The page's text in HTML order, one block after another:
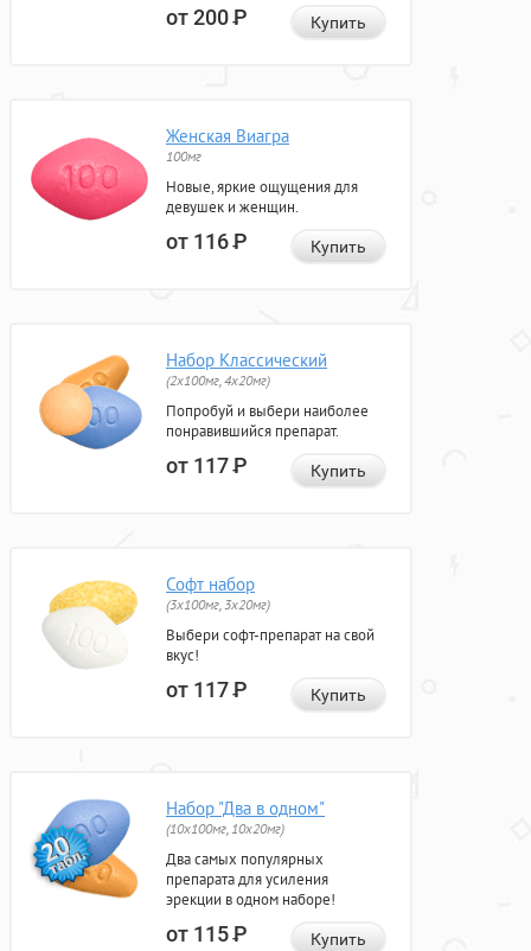
от 200Р Купить
Женская Виагра
100мг
Новые, яркие ощущения для
девушек и женщин.
от 116Р Купить
Набор Классический
(2x100мг, 4x20мг)
Попробуй и выбери наиболее
понравившийся препарат.
от 117Р Купить
Софт набор
(3x100мг, 3x20мг)
Выбери софт-препарат на свой
вкус!
от 117Р Купить
Набор "Два в одном"
(10x100мг, 10x20мг)
Два самых популярных
препарата для усиления
эрекции в одном наборе!
от 115Р Купить